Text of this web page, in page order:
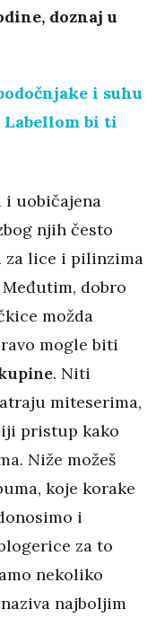
doznaj u
i suhu
Labellom bi ti
i uobičajena
njih često
za lice i pilinzima
dobro
možda
mogle biti
. Niti
miteserima,
pristup kako
Niže možeš
koje korake
i
za to
nekoliko
najboljim